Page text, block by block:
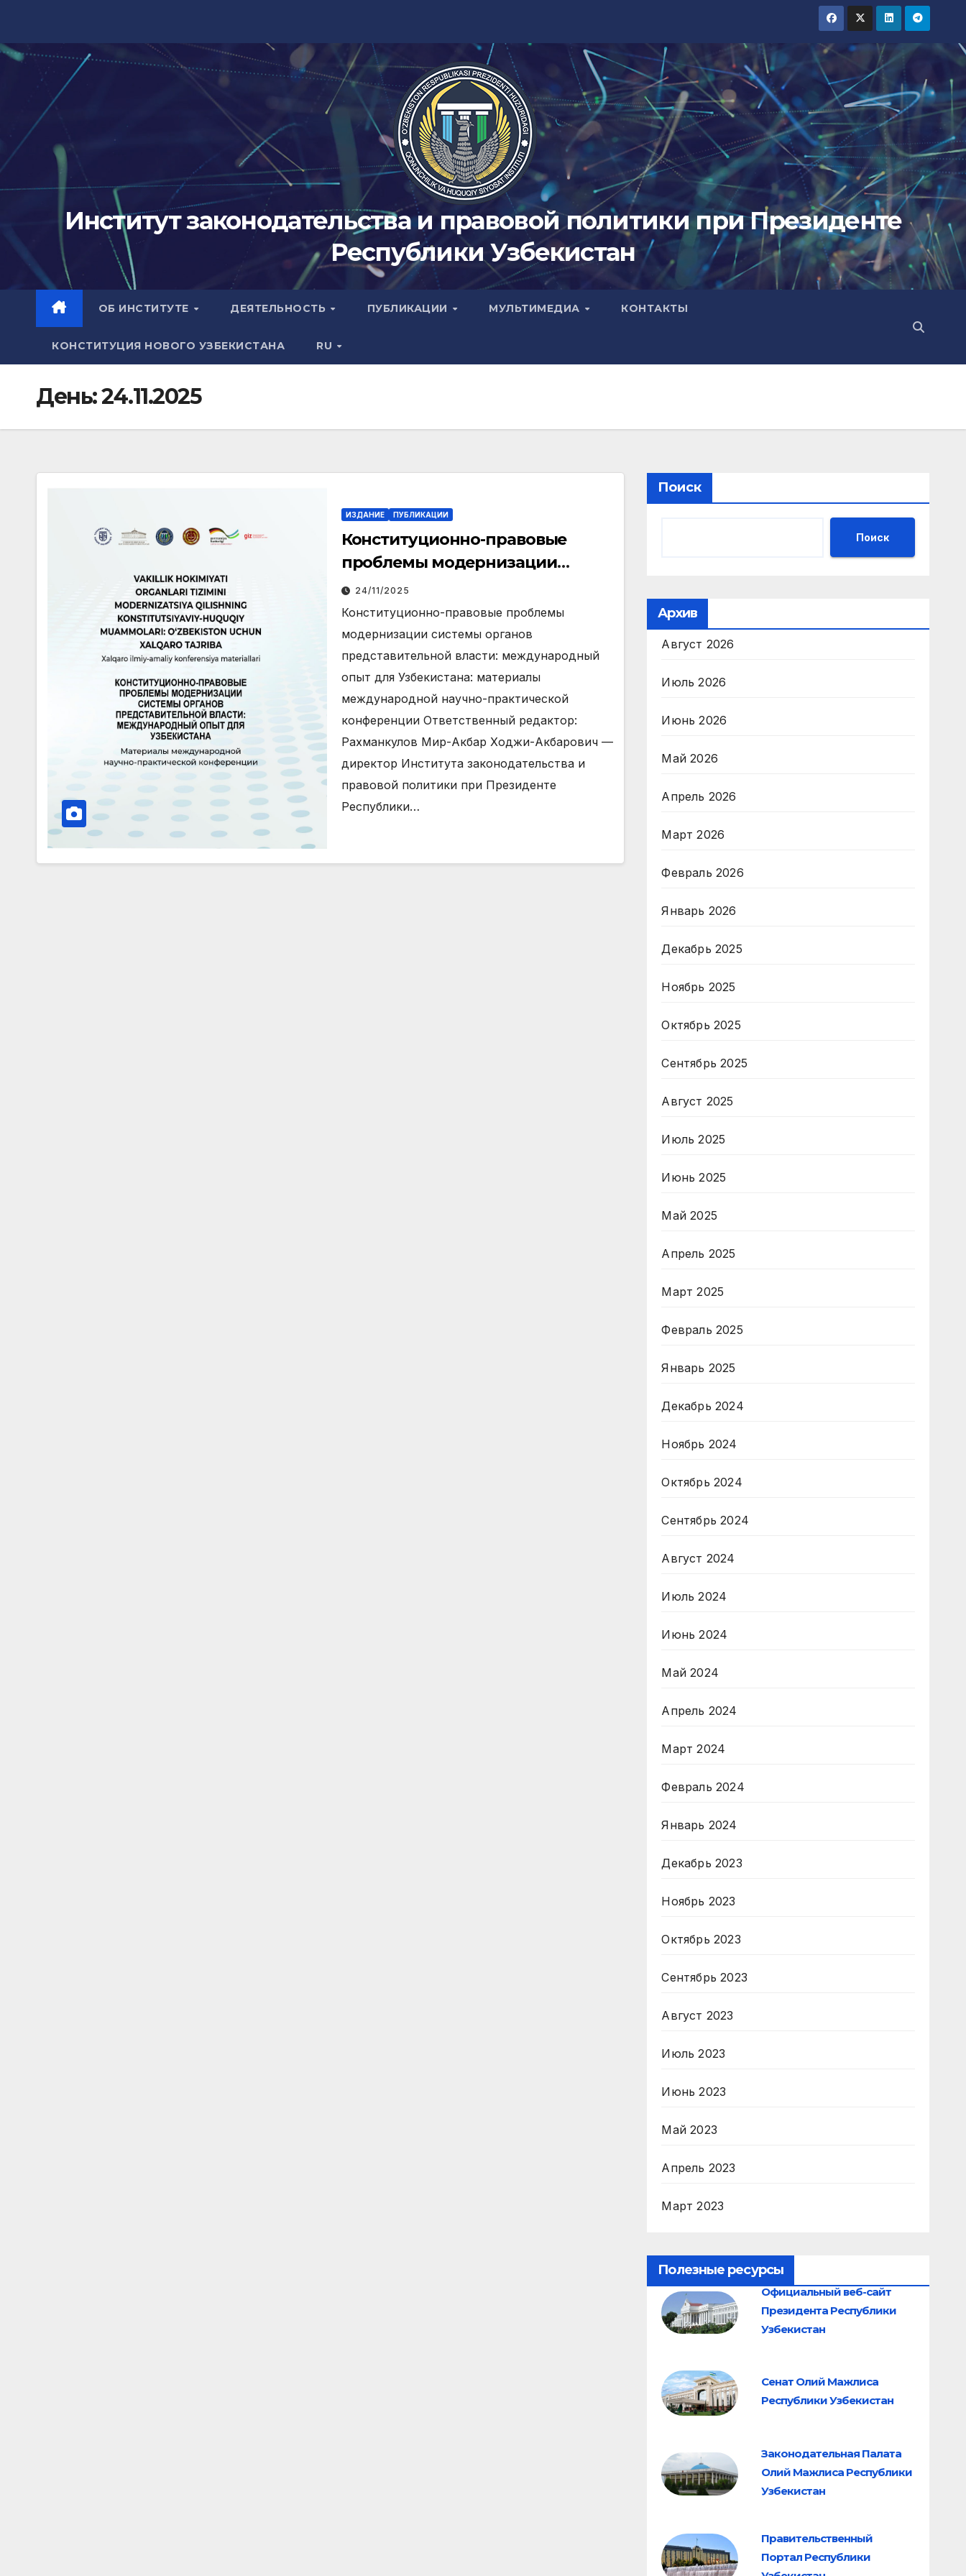
содержимому
Институт законодательства и правовой политики при Президенте
Республики Узбекистан
ОБ ИНСТИТУТЕ ДЕЯТЕЛЬНОСТЬ ПУБЛИКАЦИИ МУЛЬТИМЕДИА КОНТАКТЫ
КОНСТИТУЦИЯ НОВОГО УЗБЕКИСТАНА RU
День:24.11.2025
ИЗДАНИЕ ПУБЛИКАЦИИ
Конституционно-правовые
проблемы модернизации
системы органов
представительной власти:
международный опыт для
Узбекистана: материалы
международной научно-
практической конференции
24/11/2025
Конституционно-правовые проблемы
модернизации системы органов
представительной власти: международный
опыт для Узбекистана: материалы
международной научно-практической
конференции Ответственный редактор:
Рахманкулов Мир-Акбар Ходжи-Акбарович —
директор Института законодательства и
правовой политики при Президенте
Республики…
Поиск
Поиск
Архив
Август 2026
Июль 2026
Июнь 2026
Май 2026
Апрель 2026
Март 2026
Февраль 2026
Январь 2026
Декабрь 2025
Ноябрь 2025
Октябрь 2025
Сентябрь 2025
Август 2025
Июль 2025
Июнь 2025
Май 2025
Апрель 2025
Март 2025
Февраль 2025
Январь 2025
Декабрь 2024
Ноябрь 2024
Октябрь 2024
Сентябрь 2024
Август 2024
Июль 2024
Июнь 2024
Май 2024
Апрель 2024
Март 2024
Февраль 2024
Январь 2024
Декабрь 2023
Ноябрь 2023
Октябрь 2023
Сентябрь 2023
Август 2023
Июль 2023
Июнь 2023
Май 2023
Апрель 2023
Март 2023
Полезные ресурсы
Официальный веб-сайт
Президента Республики
Узбекистан
Сенат Олий Мажлиса
Республики Узбекистан
Законодательная Палата
Олий Мажлиса Республики
Узбекистан
Правительственный
Портал Республики